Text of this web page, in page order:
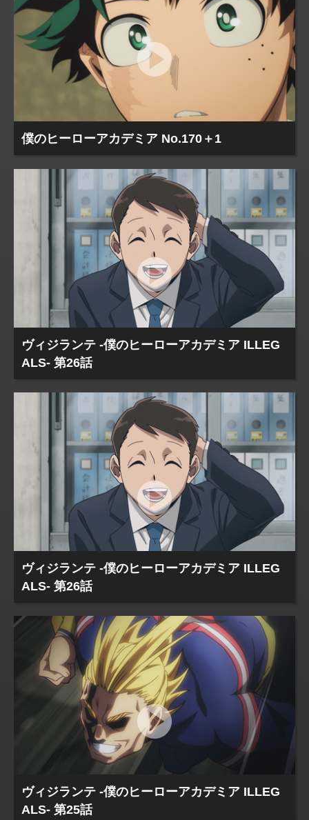
僕のヒーローアカデミア No.170＋1
ヴィジランテ -僕のヒーローアカデミア ILLEG
ALS- 第26話
ヴィジランテ -僕のヒーローアカデミア ILLEG
ALS- 第26話
ヴィジランテ -僕のヒーローアカデミア ILLEG
ALS- 第25話